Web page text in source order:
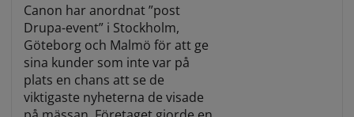
Canon har anordnat ”post
Drupa-event” i Stockholm,
Göteborg och Malmö för att ge
sina kunder som inte var på
plats en chans att se de
viktigaste nyheterna de visade